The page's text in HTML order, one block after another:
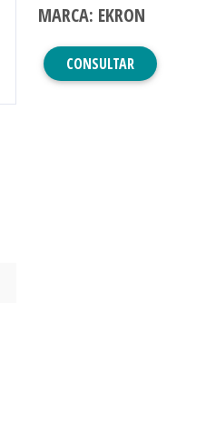
MARCA: EKRON
CONSULTAR